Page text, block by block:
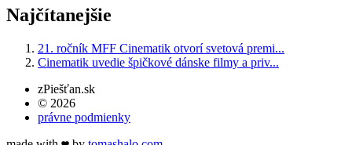
Najčítanejšie
21. ročník MFF Cinematik otvorí svetová premi...
Cinematik uvedie špičkové dánske filmy a priv...
zPiešťan.sk
© 2026
právne podmienky